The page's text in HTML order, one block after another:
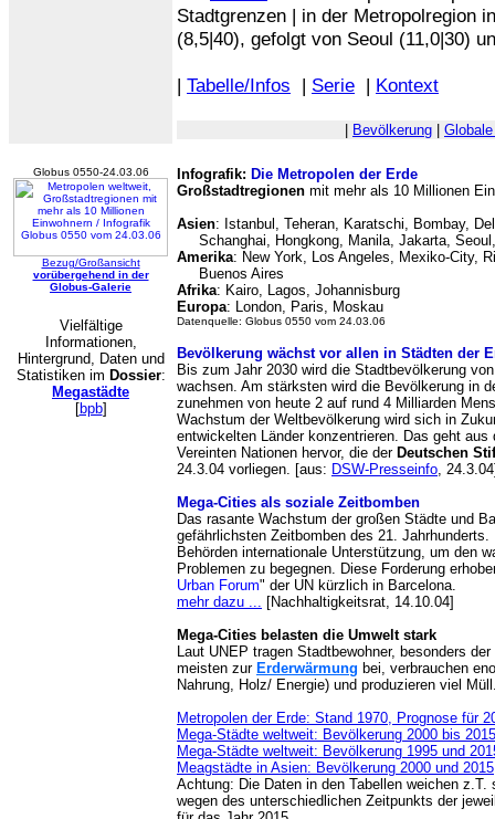
Stadtgrenzen | in der Metropolregion
(8,5|40), gefolgt von Seoul (11,0|30)
| Tabelle/Infos | Serie | Kontext
Bevölkerung
Globus 0550-24.03.06
Bezug/Großansicht
vorübergehend in der
Globus-Galerie
Vielfältige
Informationen,
Hintergrund, Daten und
Statistiken im Dossier:
Megastädte
[bpb]
Infografik: Die Metropolen der Erde
Großstadtregionen mit mehr als 10 Millionen
Asien: Istanbul, Teheran, Karatschi, Bombay,
Schanghai, Hongkong, Manila, Jakarta,
Amerika: New York, Los Angeles, Mexiko-City,
Buenos Aires
Afrika: Kairo, Lagos, Johannisburg
Europa: London, Paris, Moskau
Datenquelle: Globus 0550 vom 24.03.06
Bevölkerung wächst vor allen in Städten der
Bis zum Jahr 2030 wird die Stadtbevölkerung
wachsen. Am stärksten wird die Bevölkerung in
zunehmen von heute 2 auf rund 4 Milliarden
Wachstum der Weltbevölkerung wird sich in
entwickelten Länder konzentrieren. Das geht
Vereinten Nationen hervor, die der Deutschen
24.3.04 vorliegen. [aus: DSW-Presseinfo,
Mega-Cities als soziale Zeitbomben
Das rasante Wachstum der großen Städte und
gefährlichsten Zeitbomben des 21.
Behörden internationale Unterstützung, um den
Problemen zu begegnen. Diese Forderung
Urban Forum" der UN kürzlich in Barcelona.
mehr dazu ... [Nachhaltigkeitsrat, 14.10.04]
Mega-Cities belasten die Umwelt stark
Laut UNEP tragen Stadtbewohner, besonders
meisten zur Erderwärmung bei, verbrauchen
Nahrung, Holz/ Energie) und produzieren viel
Metropolen der Erde: Stand 1970, Prognose für
Mega-Städte weltweit: Bevölkerung 2000 bis 2015
Mega-Städte weltweit: Bevölkerung 1995 und
Meagstädte in Asien: Bevölkerung 2000 und 2015
Achtung: Die Daten in den Tabellen weichen
wegen des unterschiedlichen Zeitpunkts der